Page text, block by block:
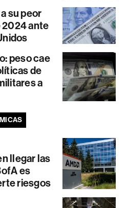
su peor
2024 ante
peso cae
de
a
llegar las
es
riesgos